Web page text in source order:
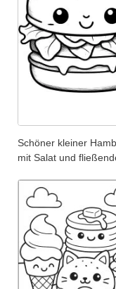
Schöner kleiner
mit Salat und